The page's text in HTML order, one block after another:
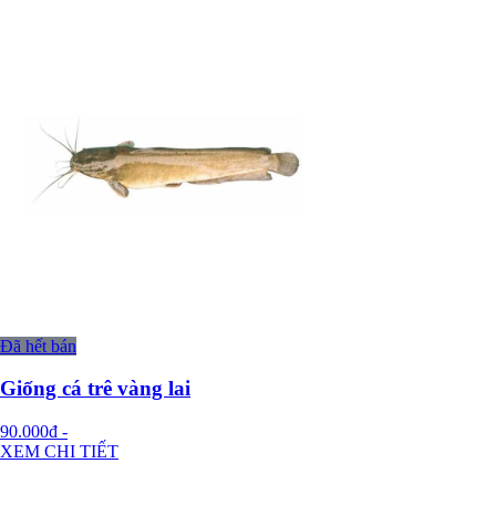
Đã hết bán
Giống cá trê vàng lai
90.000đ -
XEM CHI TIẾT